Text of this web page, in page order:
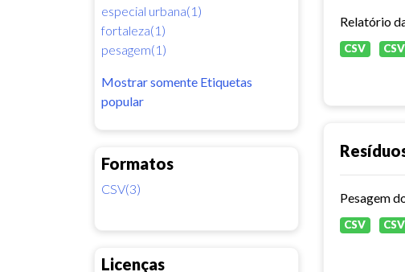
especial urbana(1)
fortaleza(1)
pesagem(1)
Mostrar somente Etiquetas
popular
Formatos
CSV(3)
Licenças
Relatório
CSV CSV
Pesagem
CSV CSV